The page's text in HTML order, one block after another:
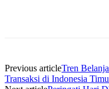
Previous articleTren
Transaksi di Indonesia